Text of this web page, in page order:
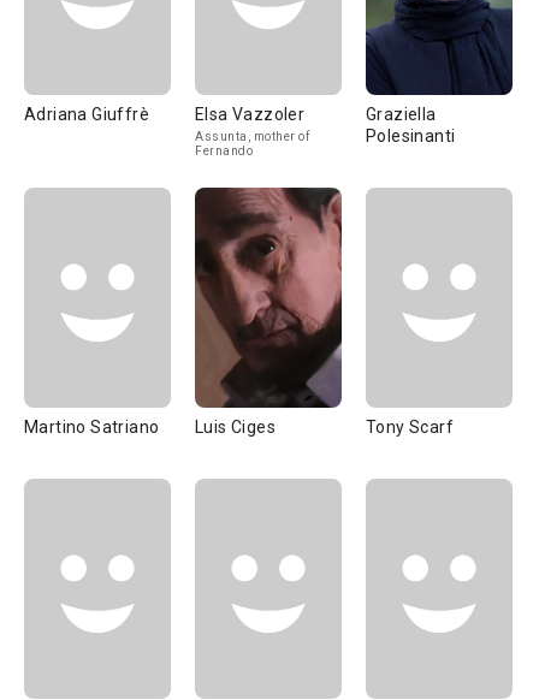
Adriana Giuffrè Elsa Vazzoler
Assunta, mother of
Fernando
Graziella
Polesinanti
Martino Satriano Luis Ciges Tony Scarf